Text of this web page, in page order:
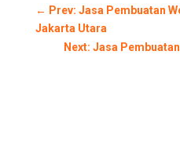
← Prev: Jasa Pembuatan
Jakarta Utara
Next: Jasa